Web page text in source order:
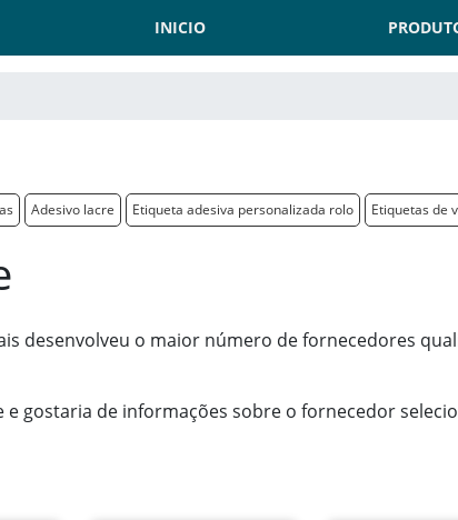
INICIO
Adesivo lacre Etiqueta adesiva personalizada rolo Etiquetas de
desenvolveu o maior número de fornecedores
gostaria de informações sobre o fornecedor